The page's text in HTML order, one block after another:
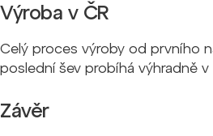
Výroba v ČR
Celý proces výroby od prvního
poslední šev probíhá výhradně v
Závěr